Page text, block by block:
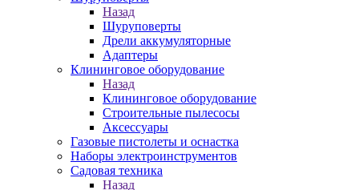
Назад
Шуруповерты
Дрели аккумуляторные
Адаптеры
Клининговое оборудование
Назад
Клининговое оборудование
Строительные пылесосы
Аксессуары
Газовые пистолеты и оснастка
Наборы электроинструментов
Садовая техника
Назад